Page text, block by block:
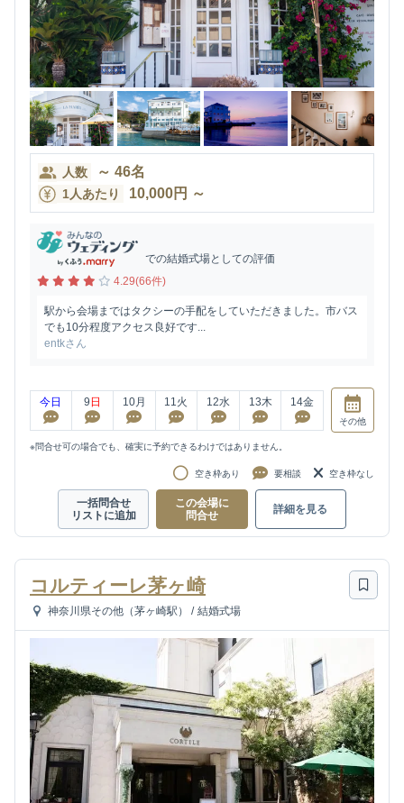
人数 ～ 46名
1人あたり 10,000円 ～
での結婚式場としての評価
4.29(66件)
駅から会場まではタクシーの手配をしていただきました。市バス
でも10分程度アクセス良好です...
entkさん
今日 9 日 10月 11 火 12水 13木 14金
その他
※問合せ可の場合でも、確実に予約できるわけではありません。
空き枠あり 要相談 空き枠なし
一括問合せ
リストに追加
この会場に
問合せ
詳細を見る
コルティーレ茅ヶ崎
神奈川県その他（茅ヶ崎駅） / 結婚式場